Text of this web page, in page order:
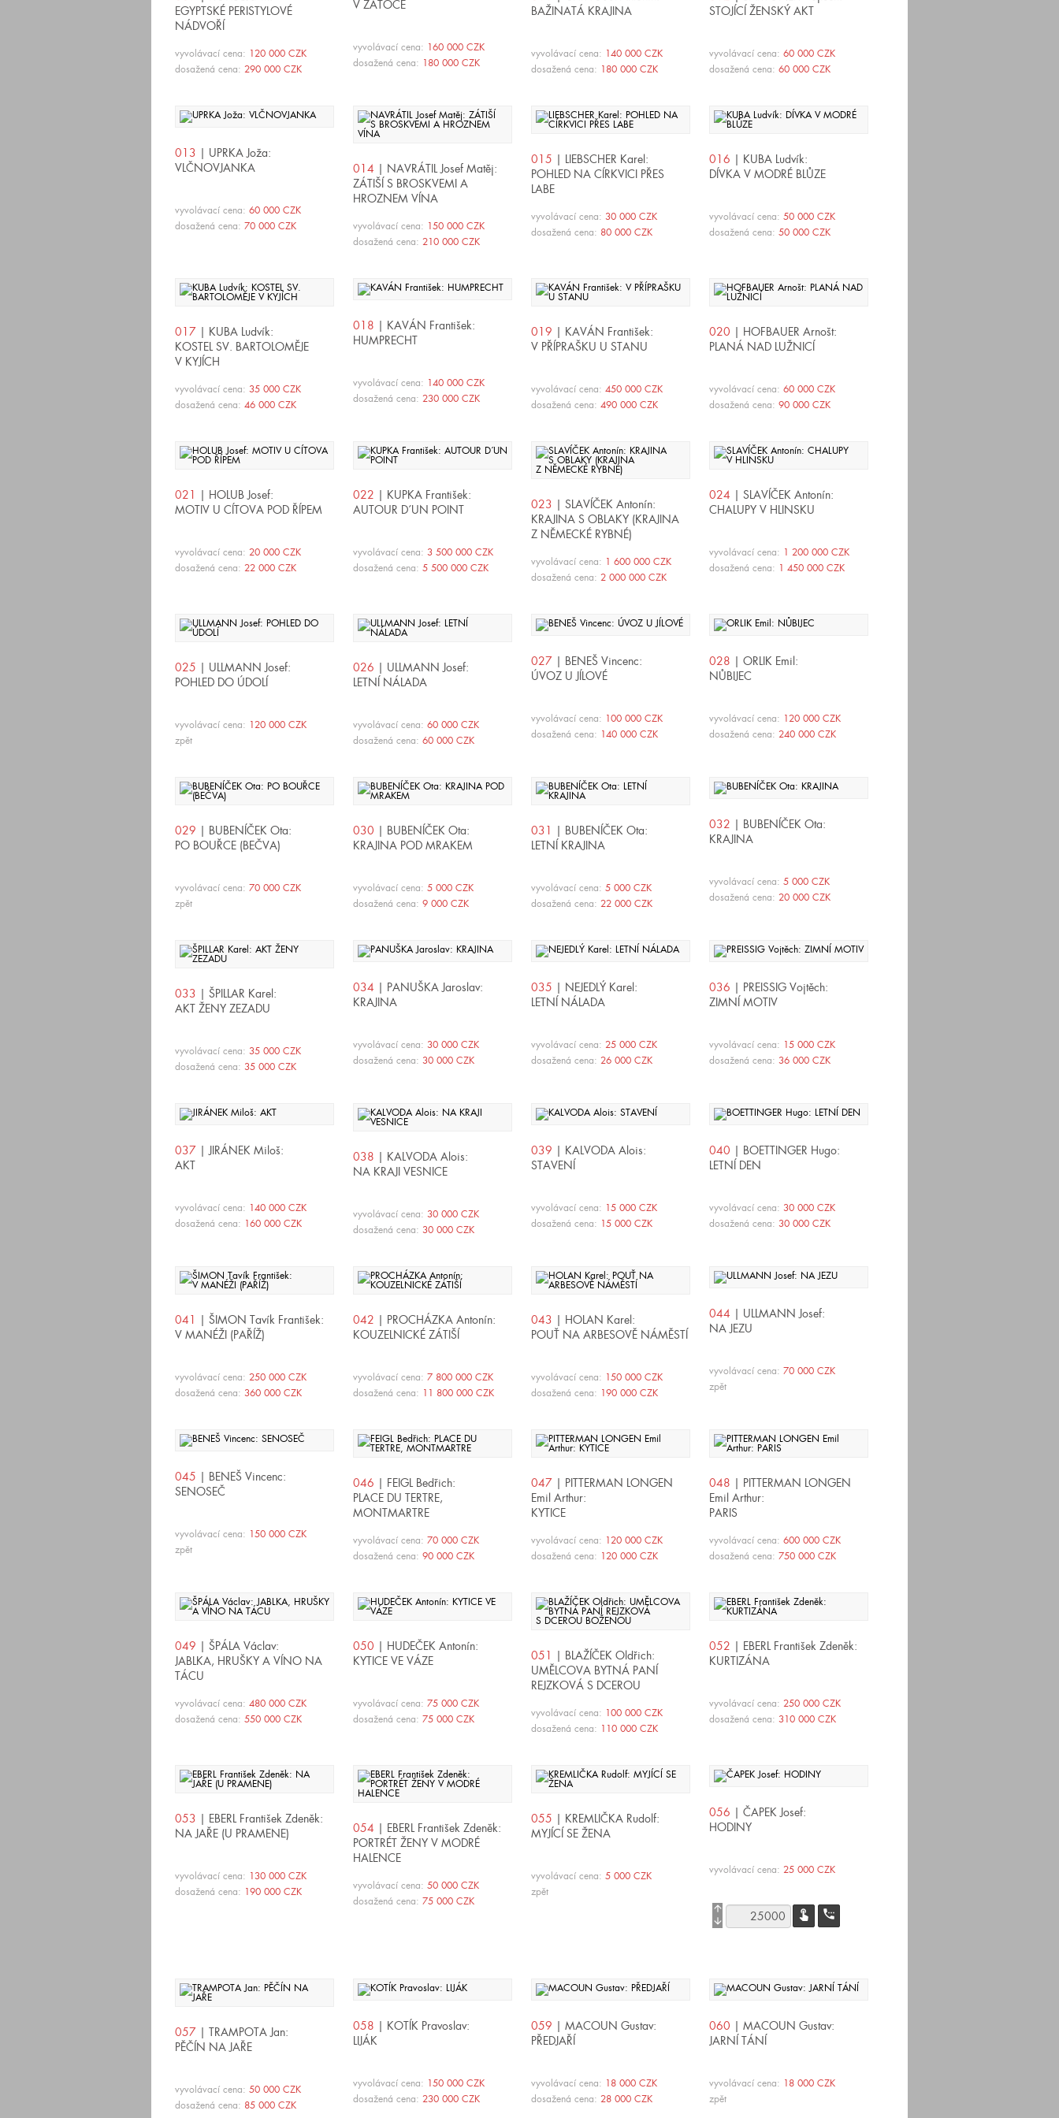
EGYPTSKÉ PERISTYLOVÉ
NÁDVOŘÍ
vyvolávací cena: 120 000 CZK
dosažená cena: 290 000 CZK
V ZÁTOCE
vyvolávací cena: 160 000 CZK
dosažená cena: 180 000 CZK
BAŽINATÁ KRAJINA
vyvolávací cena: 140 000 CZK
dosažená cena: 180 000 CZK
STOJÍCÍ ŽENSKÝ AKT
vyvolávací cena: 60 000 CZK
dosažená cena: 60 000 CZK
013 | UPRKA Joža:
VLČNOVJANKA
vyvolávací cena: 60 000 CZK
dosažená cena: 70 000 CZK
014 | NAVRÁTIL Josef Matěj:
ZÁTIŠÍ S BROSKVEMI A
HROZNEM VÍNA
vyvolávací cena: 150 000 CZK
dosažená cena: 210 000 CZK
015 | LIEBSCHER Karel:
POHLED NA CÍRKVICI PŘES
LABE
vyvolávací cena: 30 000 CZK
dosažená cena: 80 000 CZK
016 | KUBA Ludvík:
DÍVKA V MODRÉ BLŮZE
vyvolávací cena: 50 000 CZK
dosažená cena: 50 000 CZK
017 | KUBA Ludvík:
KOSTEL SV. BARTOLOMĚJE
V KYJÍCH
vyvolávací cena: 35 000 CZK
dosažená cena: 46 000 CZK
018 | KAVÁN František:
HUMPRECHT
vyvolávací cena: 140 000 CZK
dosažená cena: 230 000 CZK
019 | KAVÁN František:
V PŘÍPRAŠKU U STANU
vyvolávací cena: 450 000 CZK
dosažená cena: 490 000 CZK
020 | HOFBAUER Arnošt:
PLANÁ NAD LUŽNICÍ
vyvolávací cena: 60 000 CZK
dosažená cena: 90 000 CZK
021 | HOLUB Josef:
MOTIV U CÍTOVA POD ŘÍPEM
vyvolávací cena: 20 000 CZK
dosažená cena: 22 000 CZK
022 | KUPKA František:
AUTOUR D´UN POINT
vyvolávací cena: 3 500 000 CZK
dosažená cena: 5 500 000 CZK
023 | SLAVÍČEK Antonín:
KRAJINA S OBLAKY (KRAJINA
Z NĚMECKÉ RYBNÉ)
vyvolávací cena: 1 600 000 CZK
dosažená cena: 2 000 000 CZK
024 | SLAVÍČEK Antonín:
CHALUPY V HLINSKU
vyvolávací cena: 1 200 000 CZK
dosažená cena: 1 450 000 CZK
025 | ULLMANN Josef:
POHLED DO ÚDOLÍ
vyvolávací cena: 120 000 CZK
zpět
026 | ULLMANN Josef:
LETNÍ NÁLADA
vyvolávací cena: 60 000 CZK
dosažená cena: 60 000 CZK
027 | BENEŠ Vincenc:
ÚVOZ U JÍLOVÉ
vyvolávací cena: 100 000 CZK
dosažená cena: 140 000 CZK
028 | ORLIK Emil:
NŮBIJEC
vyvolávací cena: 120 000 CZK
dosažená cena: 240 000 CZK
029 | BUBENÍČEK Ota:
PO BOUŘCE (BEČVA)
vyvolávací cena: 70 000 CZK
zpět
030 | BUBENÍČEK Ota:
KRAJINA POD MRAKEM
vyvolávací cena: 5 000 CZK
dosažená cena: 9 000 CZK
031 | BUBENÍČEK Ota:
LETNÍ KRAJINA
vyvolávací cena: 5 000 CZK
dosažená cena: 22 000 CZK
032 | BUBENÍČEK Ota:
KRAJINA
vyvolávací cena: 5 000 CZK
dosažená cena: 20 000 CZK
033 | ŠPILLAR Karel:
AKT ŽENY ZEZADU
vyvolávací cena: 35 000 CZK
dosažená cena: 35 000 CZK
034 | PANUŠKA Jaroslav:
KRAJINA
vyvolávací cena: 30 000 CZK
dosažená cena: 30 000 CZK
035 | NEJEDLÝ Karel:
LETNÍ NÁLADA
vyvolávací cena: 25 000 CZK
dosažená cena: 26 000 CZK
036 | PREISSIG Vojtěch:
ZIMNÍ MOTIV
vyvolávací cena: 15 000 CZK
dosažená cena: 36 000 CZK
037 | JIRÁNEK Miloš:
AKT
vyvolávací cena: 140 000 CZK
dosažená cena: 160 000 CZK
038 | KALVODA Alois:
NA KRAJI VESNICE
vyvolávací cena: 30 000 CZK
dosažená cena: 30 000 CZK
039 | KALVODA Alois:
STAVENÍ
vyvolávací cena: 15 000 CZK
dosažená cena: 15 000 CZK
040 | BOETTINGER Hugo:
LETNÍ DEN
vyvolávací cena: 30 000 CZK
dosažená cena: 30 000 CZK
041 | ŠIMON Tavík František:
V MANÉŽI (PAŘÍŽ)
vyvolávací cena: 250 000 CZK
dosažená cena: 360 000 CZK
042 | PROCHÁZKA Antonín:
KOUZELNICKÉ ZÁTIŠÍ
vyvolávací cena: 7 800 000 CZK
dosažená cena: 11 800 000 CZK
043 | HOLAN Karel:
POUŤ NA ARBESOVĚ NÁMĚSTÍ
vyvolávací cena: 150 000 CZK
dosažená cena: 190 000 CZK
044 | ULLMANN Josef:
NA JEZU
vyvolávací cena: 70 000 CZK
zpět
045 | BENEŠ Vincenc:
SENOSEČ
vyvolávací cena: 150 000 CZK
zpět
046 | FEIGL Bedřich:
PLACE DU TERTRE,
MONTMARTRE
vyvolávací cena: 70 000 CZK
dosažená cena: 90 000 CZK
047 | PITTERMAN LONGEN
Emil Arthur:
KYTICE
vyvolávací cena: 120 000 CZK
dosažená cena: 120 000 CZK
048 | PITTERMAN LONGEN
Emil Arthur:
PARIS
vyvolávací cena: 600 000 CZK
dosažená cena: 750 000 CZK
049 | ŠPÁLA Václav:
JABLKA, HRUŠKY A VÍNO NA
TÁCU
vyvolávací cena: 480 000 CZK
dosažená cena: 550 000 CZK
050 | HUDEČEK Antonín:
KYTICE VE VÁZE
vyvolávací cena: 75 000 CZK
dosažená cena: 75 000 CZK
051 | BLAŽÍČEK Oldřich:
UMĚLCOVA BYTNÁ PANÍ
REJZKOVÁ S DCEROU
vyvolávací cena: 100 000 CZK
dosažená cena: 110 000 CZK
052 | EBERL František Zdeněk:
KURTIZÁNA
vyvolávací cena: 250 000 CZK
dosažená cena: 310 000 CZK
053 | EBERL František Zdeněk:
NA JAŘE (U PRAMENE)
vyvolávací cena: 130 000 CZK
dosažená cena: 190 000 CZK
054 | EBERL František Zdeněk:
PORTRÉT ŽENY V MODRÉ
HALENCE
vyvolávací cena: 50 000 CZK
dosažená cena: 75 000 CZK
055 | KREMLIČKA Rudolf:
MYJÍCÍ SE ŽENA
vyvolávací cena: 5 000 CZK
zpět
056 | ČAPEK Josef:
HODINY
vyvolávací cena: 25 000 CZK
arrow_upward
arrow_downward
touch_app settings_phone
057 | TRAMPOTA Jan:
PĚČÍN NA JAŘE
vyvolávací cena: 50 000 CZK
dosažená cena: 85 000 CZK
058 | KOTÍK Pravoslav:
LIJÁK
vyvolávací cena: 150 000 CZK
dosažená cena: 230 000 CZK
059 | MACOUN Gustav:
PŘEDJAŘÍ
vyvolávací cena: 18 000 CZK
dosažená cena: 28 000 CZK
060 | MACOUN Gustav:
JARNÍ TÁNÍ
vyvolávací cena: 18 000 CZK
zpět